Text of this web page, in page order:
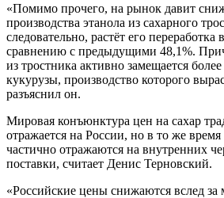
«Помимо прочего, на рынок давит
производства этанола из сахарного
следовательно, растёт его
сравнению с предыдущими 48,1%.
из тростника активно замещается
кукурузы, производство которого
разъяснил он.
Мировая конъюнктура цен на сахар
отражается на России, но в то же
частично отражаются на внутренних
поставки, считает Денис Терновский.
«Российские цены снижаются вслед